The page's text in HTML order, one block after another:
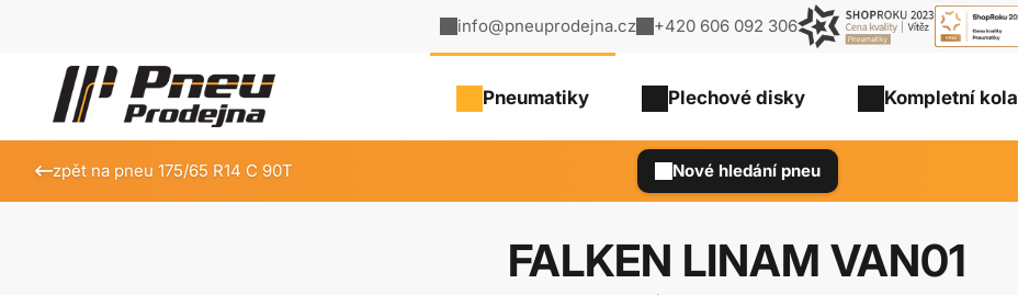
Pneumatiky Plechové disky Kompletní kola
info@pneuprodejna.cz +420 606 092 306
Nové hledání pneu
zpět na pneu 175/65 R14 C 90T
FALKEN LINAM VAN01